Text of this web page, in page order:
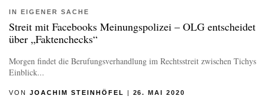
IN EIGENER SACHE
Streit mit Facebooks Meinungspolizei – OLG entscheidet
über „Faktenchecks“
Morgen findet die Berufungsverhandlung im Rechtsstreit zwischen Tichys
Einblick...
VON JOACHIM STEINHÖFEL | 26. MAI 2020